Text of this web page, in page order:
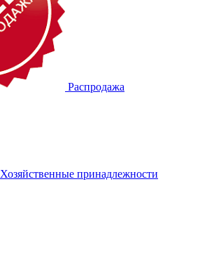
Распродажа
Хозяйственные принадлежности